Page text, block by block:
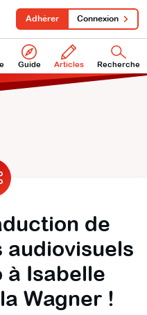
Guide Articles Recherche
Adhérer Connexion
de
audiovisuels
à Isabelle
Wagner !